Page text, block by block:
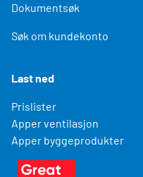
Dokumentsøk
Søk om kundekonto
Last ned
Prislister
Apper ventilasjon
Apper byggeprodukter